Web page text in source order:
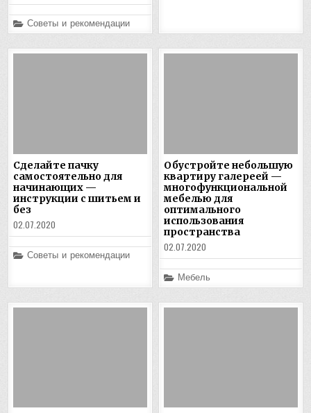
Posted
in
Советы и рекомендации
Сделайте пачку
самостоятельно для
начинающих —
инструкции с шитьем и
без
02.07.2020
Posted
Советы и рекомендации
Обустройте небольшую
квартиру галереей —
многофункциональной
мебелью для
оптимального
использования
пространства
02.07.2020
Posted
in
Мебель